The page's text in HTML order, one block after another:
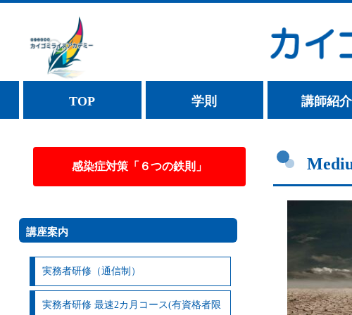
TOP 学則 講師紹介
感染症対策「６つの鉄則」
講座案内
実務者研修（通信制）
実務者研修 最速2カ月コース(有資格者限